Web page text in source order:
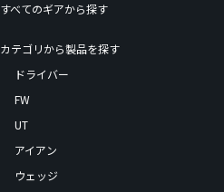
すべてのギアから探す
カテゴリから製品を探す
ドライバー
FW
UT
アイアン
ウェッジ